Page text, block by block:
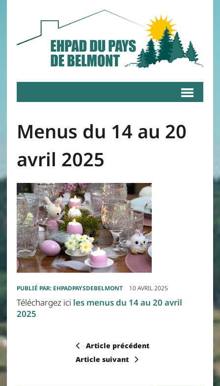
Menus du 14 au 20
avril 2025
PUBLIÉ PAR: EHPADPAYSDEBELMONT 10 AVRIL 2025
Téléchargez ici les menus du 14 au 20 avril
2025
Article précédent
Article suivant